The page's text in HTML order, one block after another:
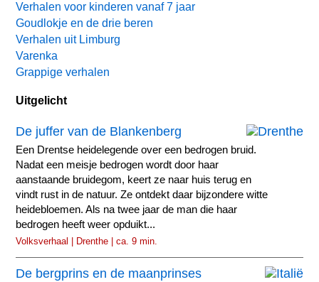
Verhalen voor kinderen vanaf 7 jaar
Goudlokje en de drie beren
Verhalen uit Limburg
Varenka
Grappige verhalen
Uitgelicht
De juffer van de Blankenberg
Een Drentse heidelegende over een bedrogen bruid.
Nadat een meisje bedrogen wordt door haar
aanstaande bruidegom, keert ze naar huis terug en
vindt rust in de natuur. Ze ontdekt daar bijzondere witte
heidebloemen. Als na twee jaar de man die haar
bedrogen heeft weer opduikt...
Volksverhaal | Drenthe | ca. 9 min.
De bergprins en de maanprinses